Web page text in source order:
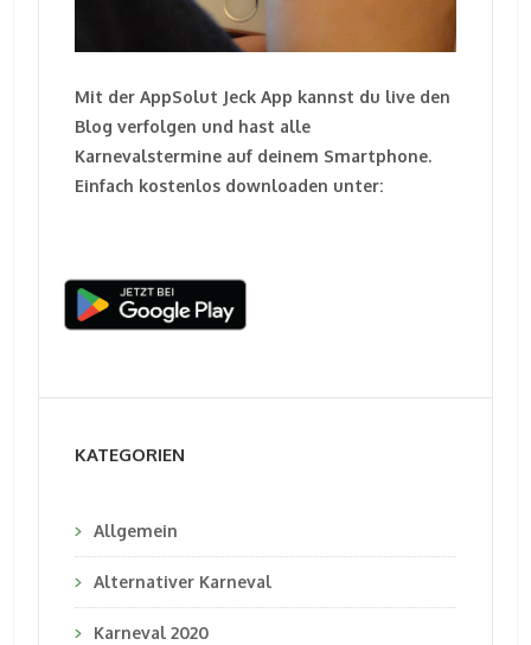
Mit der AppSolut Jeck App kannst du live den
Blog verfolgen und hast alle
Karnevalstermine auf deinem Smartphone.
Einfach kostenlos downloaden unter:
KATEGORIEN
Allgemein
Alternativer Karneval
Karneval 2020